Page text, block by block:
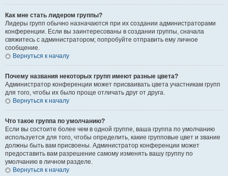
Как мне стать лидером группы?
Лидеры групп обычно назначаются при их создании администраторами
конференции. Если вы заинтересованы в создании группы, сначала
свяжитесь с администратором; попробуйте отправить ему личное
сообщение.
Вернуться к началу
Почему названия некоторых групп имеют разные цвета?
Администратор конференции может присваивать цвета участникам групп
для того, чтобы их было проще отличать друг от друга.
Вернуться к началу
Что такое группа по умолчанию?
Если вы состоите более чем в одной группе, ваша группа по умолчанию
используется для того, чтобы определить, какие групповые цвет и звание
должны быть вам присвоены. Администратор конференции может
предоставить вам разрешение самому изменять вашу группу по
умолчанию в личном разделе.
Вернуться к началу